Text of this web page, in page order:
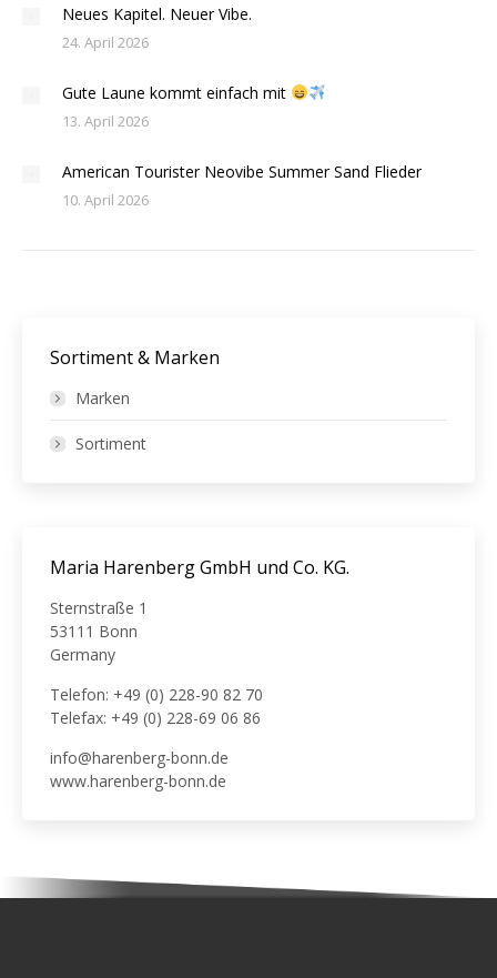
Neues Kapitel. Neuer Vibe.
24. April 2026
Gute Laune kommt einfach mit
13. April 2026
American Tourister Neovibe Summer Sand Flieder
10. April 2026
Sortiment & Marken
Marken
Sortiment
Maria Harenberg GmbH und Co. KG.
Sternstraße 1
53111 Bonn
Germany
Telefon: +49 (0) 228-90 82 70
Telefax: +49 (0) 228-69 06 86
info@harenberg-bonn.de
www.harenberg-bonn.de